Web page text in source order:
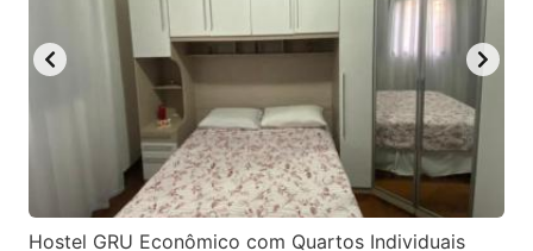
Hostel GRU Econômico com Quartos Individuais